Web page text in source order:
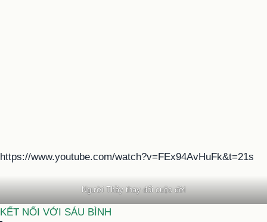
https://www.youtube.com/watch?v=FEx94AvHuFk&t=21s
Người Thầy thay đổi cuộc đời
KẾT NỐI VỚI SÁU BÌNH